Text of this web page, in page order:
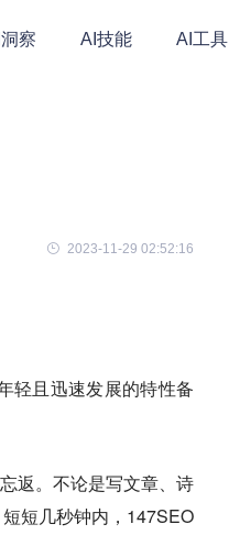
察 AI技能 AI工具
2023-11-29 02:52:16
轻且迅速发展的特性备
返。不论是写文章、诗
短几秒钟内，147SEO